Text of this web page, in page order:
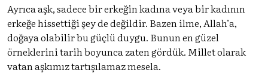
Ayrıca aşk, sadece bir erkeğin kadına veya bir kadının
erkeğe hissettiği şey de değildir. Bazen ilme, Allah’a,
doğaya olabilir bu güçlü duygu. Bunun en güzel
örneklerini tarih boyunca zaten gördük. Millet olarak
vatan aşkımız tartışılamaz mesela.